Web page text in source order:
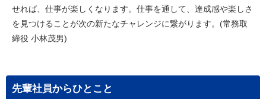
せれば、仕事が楽しくなります。仕事を通して、達成感や楽しさ
を見つけることが次の新たなチャレンジに繋がります。(常務取
締役 小林茂男)
先輩社員からひとこと